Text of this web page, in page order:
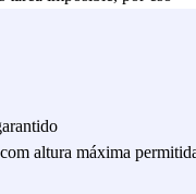
Boquería; ¡te quedarás
sigue siendo una
Barcelona, situada a tan
no visitas también la
altura máxima